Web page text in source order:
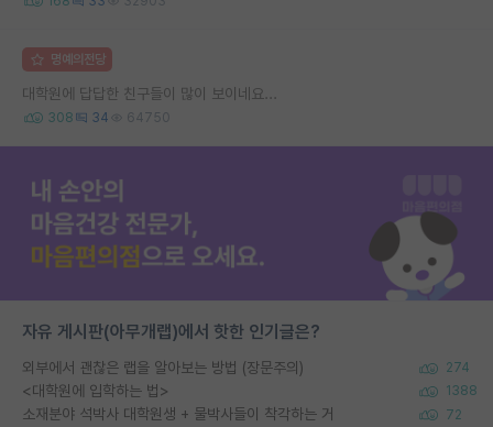
명예의전당
대학원에 답답한 친구들이 많이 보이네요...
308 34 64750
자유 게시판(아무개랩)에서 핫한 인기글은?
외부에서 괜찮은 랩을 알아보는 방법 (장문주의) 274
<대학원에 입학하는 법> 1388
소재분야 석박사 대학원생 + 물박사들이 착각하는 거 72